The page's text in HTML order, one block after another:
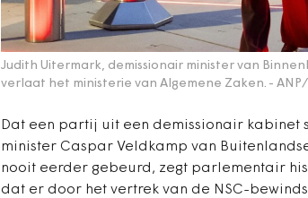
Judith Uitermark, demissionair minister van
verlaat het ministerie van Algemene Zaken. -
Dat een partij uit een demissionair kabinet
minister Caspar Veldkamp van
nooit eerder gebeurd, zegt parlementair
dat er door het vertrek van de NSC-